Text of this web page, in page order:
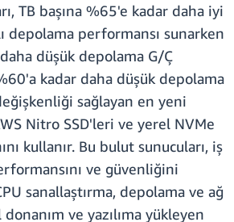
TB başına %65'e kadar daha iyi
depolama performansı sunarken
düşük depolama G/Ç
kadar daha düşük depolama
sağlayan en yeni
Nitro SSD'leri ve yerel NVMe
kullanır. Bu bulut sunucuları, iş
ve güvenliğini
sanallaştırma, depolama ve ağ
ve yazılıma yükleyen